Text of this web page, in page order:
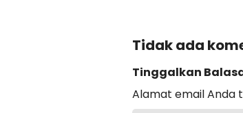
Tidak ada
Tinggalkan
Alamat email Anda